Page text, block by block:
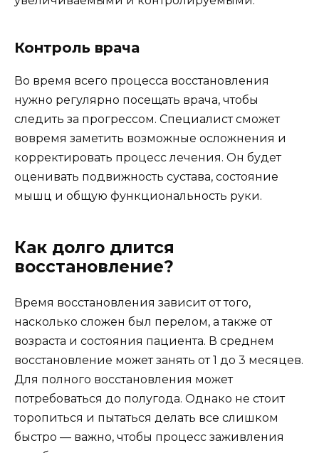
Контроль врача
Во время всего процесса восстановления
нужно регулярно посещать врача, чтобы
следить за прогрессом. Специалист сможет
вовремя заметить возможные осложнения и
корректировать процесс лечения. Он будет
оценивать подвижность сустава, состояние
мышц и общую функциональность руки.
Как долго длится
восстановление?
Время восстановления зависит от того,
насколько сложен был перелом, а также от
возраста и состояния пациента. В среднем
восстановление может занять от 1 до 3 месяцев.
Для полного восстановления может
потребоваться до полугода. Однако не стоит
торопиться и пытаться делать все слишком
быстро — важно, чтобы процесс заживления